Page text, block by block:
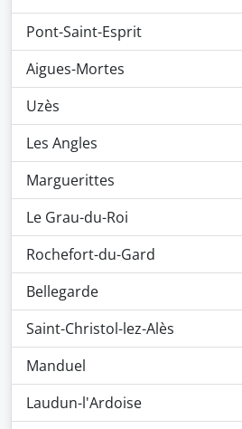
Pont-Saint-Esprit
Aigues-Mortes
Uzès
Les Angles
Marguerittes
Le Grau-du-Roi
Rochefort-du-Gard
Bellegarde
Saint-Christol-lez-Alès
Manduel
Laudun-l'Ardoise